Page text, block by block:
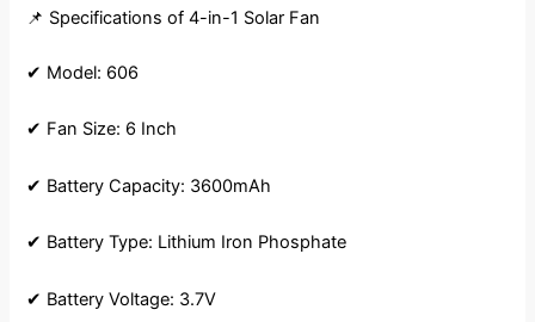
📌 Specifications of 4-in-1 Solar Fan
✔ Model: 606
✔ Fan Size: 6 Inch
✔ Battery Capacity: 3600mAh
✔ Battery Type: Lithium Iron Phosphate
✔ Battery Voltage: 3.7V